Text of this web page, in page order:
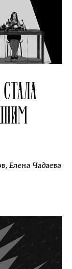
,Елена Чадаева